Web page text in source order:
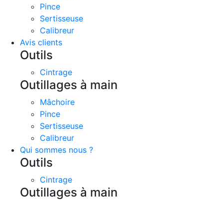
Pince
Sertisseuse
Calibreur
Avis clients
Outils
Cintrage
Outillages à main
Mâchoire
Pince
Sertisseuse
Calibreur
Qui sommes nous ?
Outils
Cintrage
Outillages à main